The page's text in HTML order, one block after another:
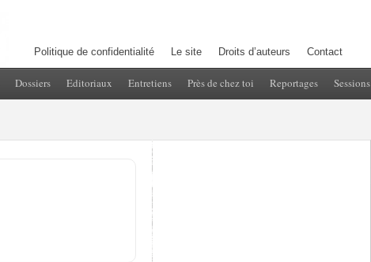
Politique de confidentialité Le site Droits d’auteurs Contact
Dossiers Editoriaux Entretiens Près de chez toi Reportages Sessions